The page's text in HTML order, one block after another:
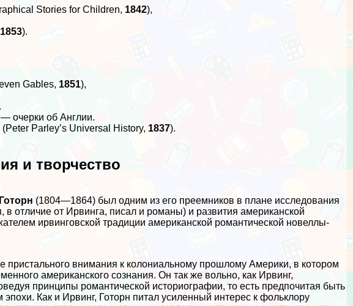
Stories for Children, 1842),
1853).
Gables, 1851),
очерки об Англии.
Parley’s Universal History, 1837).
и творчество
(1804—1864) был одним из его преемников в плане исследования
отличие от Ирвинга, писал и романы) и развития американской
ирвинговской традиции американской романтической новеллы-
пристального внимания к колониальному прошлому Америки, в котором
американского сознания. Он так же вольно, как Ирвинг,
принципы романтической историографии, то есть предпочитая быть
Как и Ирвинг, Готорн питал усиленный интерес к фольклору